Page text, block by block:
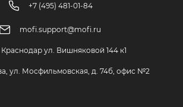
+7 (495) 481-01-84
mofi.support@mofi.ru
Краснодар ул. Вишняковой 144 к1
ул. Мосфильмовская, д. 74б, офис №2